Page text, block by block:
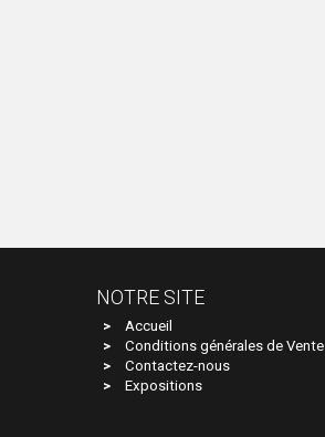
NOTRE SITE
Accueil
Conditions générales de Vente
Contactez-nous
Expositions